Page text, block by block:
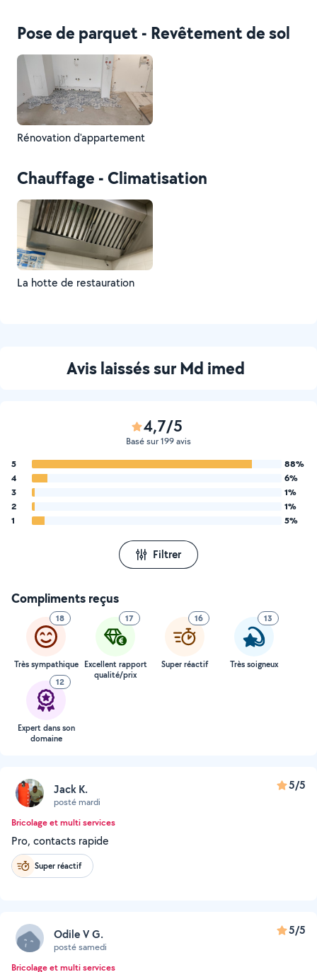
Pose de parquet - Revêtement de sol
Rénovation d'appartement
Chauffage - Climatisation
La hotte de restauration
Avis laissés sur Md imed
4,7/5
Basé sur 199 avis
5
88%
4
6%
3
1%
2
1%
1
5%
Filtrer
Compliments reçus
18
Très sympathique
17
Excellent rapport
qualité/prix
16
Super réactif
13
Très soigneux
12
Expert dans son
domaine
Jack K.
posté mardi
5/5
Bricolage et multi services
Pro, contacts rapide
Super réactif
Odile V G.
posté samedi
5/5
Bricolage et multi services